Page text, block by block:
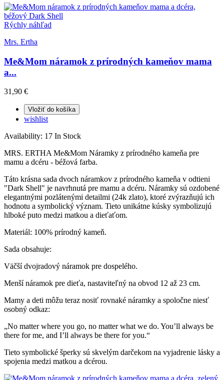
Rýchly náhľad
Mrs. Ertha
Me&Mom náramok z prírodných kameňov mama
a...
31,90 €
Vložiť do košíka
wishlist
Availability: 17 In Stock
MRS. ERTHA Me&Mom Náramky z prírodného kameňa pre
mamu a dcéru - béžová farba.
Táto krásna sada dvoch náramkov z prírodného kameňa v odtieni
"Dark Shell" je navrhnutá pre mamu a dcéru. Náramky sú ozdobené
elegantnými pozlátenými detailmi (24k zlato), ktoré zvýrazňujú ich
hodnotu a symbolický význam. Tieto unikátne kúsky symbolizujú
hlboké puto medzi matkou a dieťaťom.
Materiál: 100% prírodný kameň.
Sada obsahuje:
Väčší dvojradový náramok pre dospelého.
Menší náramok pre dieťa, nastaviteľný na obvod 12 až 23 cm.
Mamy a deti môžu teraz nosiť rovnaké náramky a spoločne niesť
osobný odkaz:
„No matter where you go, no matter what we do. You’ll always be
there for me, and I’ll always be there for you.“
Tieto symbolické šperky sú skvelým darčekom na vyjadrenie lásky a
spojenia medzi matkou a dcérou.